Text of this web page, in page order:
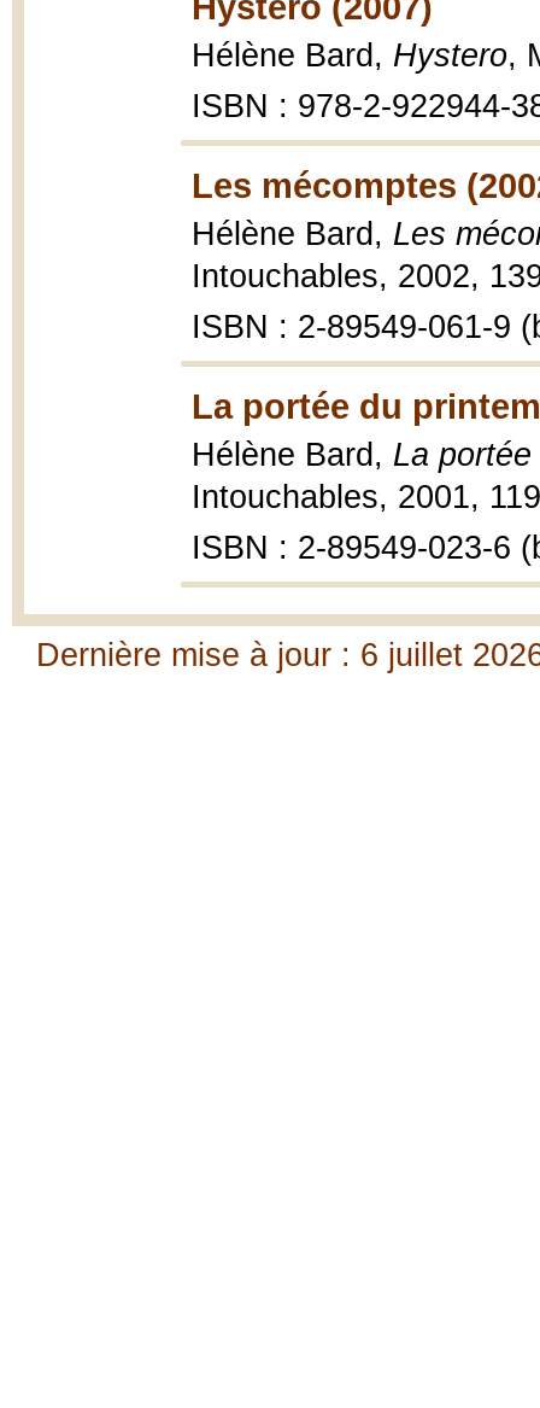
Hélène Bard, Hystero,
ISBN : 978-2-922944-
Les mécomptes
Hélène Bard, Les
Intouchables, 2002,
ISBN : 2-89549-061-9
La portée du
Hélène Bard, La
Intouchables, 2001,
ISBN : 2-89549-023-6
Dernière mise à jour : 6 juillet